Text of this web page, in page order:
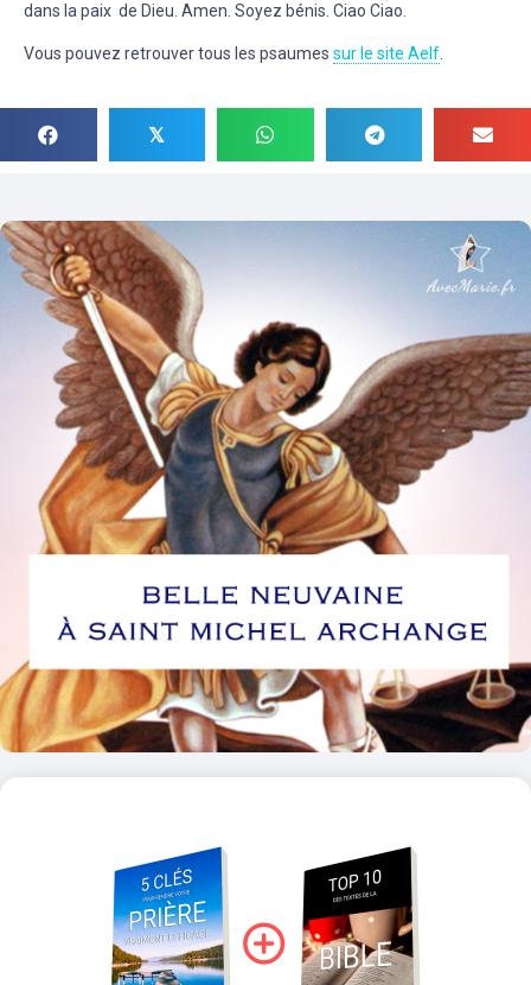
dans la paix de Dieu. Amen. Soyez bénis. Ciao Ciao.
Vous pouvez retrouver tous les psaumes sur le site Aelf.
𝕏